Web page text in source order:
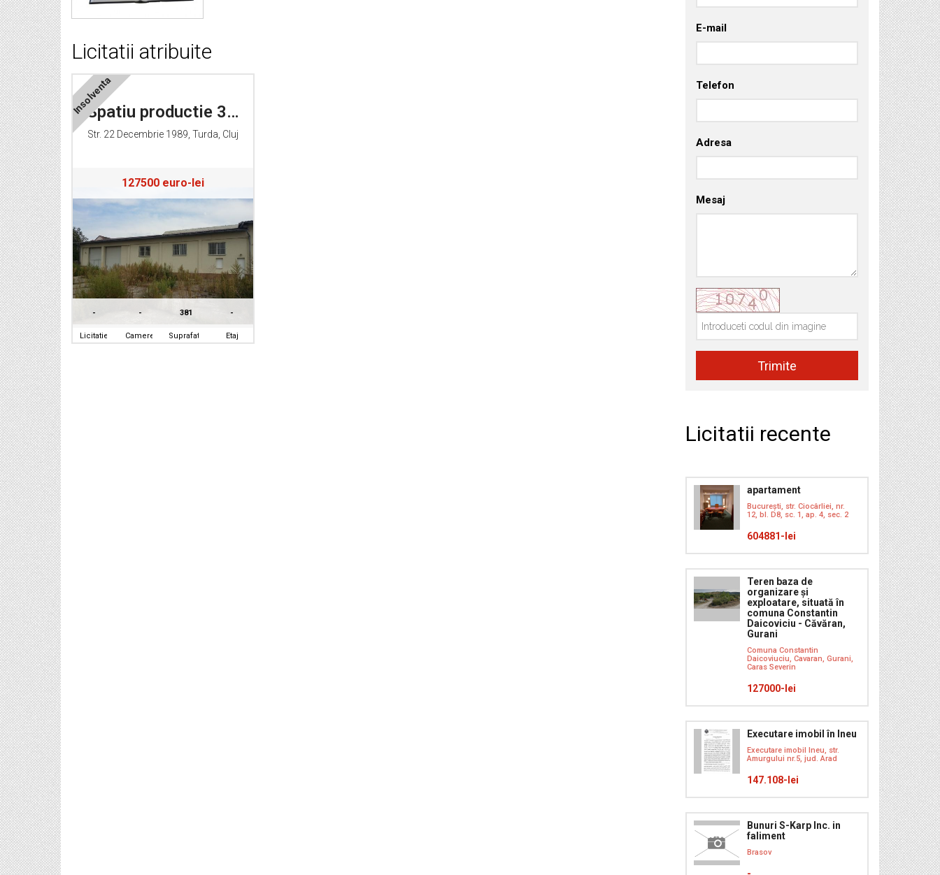
Licitatii atribuite
Spatiu productie 381mp, Str. 22 Decembrie 1989, Turda, Cluj
Str. 22 Decembrie 1989, Turda, Cluj
Insolventa
127500 euro-lei
-
Licitatie
-
Camere
381
Suprafata
-
Etaj
E-mail
Telefon
Adresa
Mesaj
Licitatii recente
apartament
București, str. Ciocârliei, nr.
12, bl. D8, sc. 1, ap. 4, sec. 2
604881-lei
Teren baza de
organizare și
exploatare, situată în
comuna Constantin
Daicoviciu - Căvăran,
Gurani
Comuna Constantin
Daicoviuciu, Cavaran, Gurani,
Caras Severin
127000-lei
Executare imobil în Ineu
Executare imobil Ineu, str.
Amurgului nr.5, jud. Arad
147.108-lei
Bunuri S-Karp Inc. in
faliment
Brasov